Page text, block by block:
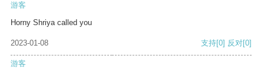
游客
Horny Shriya called you
2023-01-08 支持[0] 反对[0]
游客